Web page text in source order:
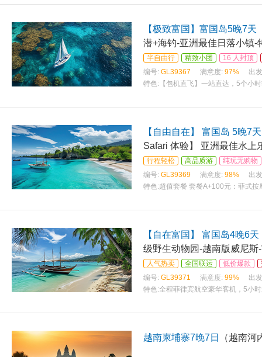
【极致富国】富国岛5晚7天
潜+海钓-亚洲最佳日落小镇-
半自由行 精致小团
16 人封顶
编号: GL39367 满意度: 97%
出
特色: 【包机直飞】一站直达，5个小
【自由自在】 富国岛 5晚7天
Safari 体验】 亚洲最佳水上
行程轻松 高品质游
纯玩无购物
编号: GL39369 满意度: 98%
出
特色:超值套餐 套餐A+100元：菲式
【自在富国】 富国岛4晚6天
级野生动物园-越南版威尼斯
人气热卖 全国联运 低价爆款
编号: GL39371 满意度: 99%
出
特色:全程菲律宾航空豪华客机，5小
越南柬埔寨7晚7日 （越南